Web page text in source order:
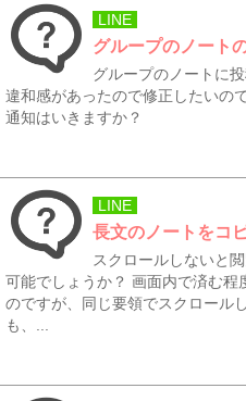
LINE
グループのノート
グループのノートに
違和感があったので修正したいの
通知はいきますか？
LINE
長文のノートをコ
スクロールしないと
可能でしょうか？ 画面内で済む程
のですが、同じ要領でスクロール
も、...